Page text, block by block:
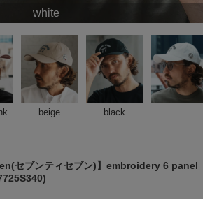
white
beige black
セブンティセブン)】embroidery 6 panel